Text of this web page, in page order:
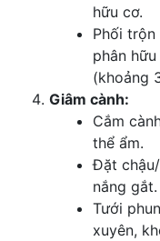
hữu cơ.
Phối
phân
(khoảng
Giâm cành:
Cắm
thể ẩm.
Đặt
nắng gắt.
Tưới
xuyên,